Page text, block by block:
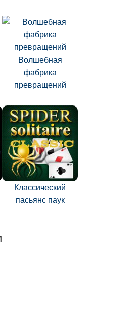
Волшебная
фабрика
превращений
Классический
пасьянс паук